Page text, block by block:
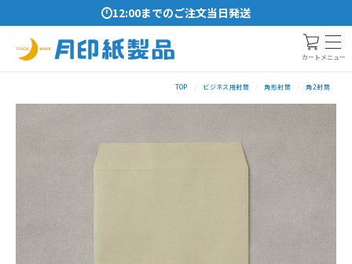
12:00までのご注文当日発送
カート メニュー
TOP ビジネス用封筒 角形封筒 角2封筒